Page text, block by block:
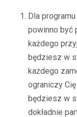
Dla
powinno być
każdego
będziesz w
każdego
ograniczy
będziesz w
dokładnie